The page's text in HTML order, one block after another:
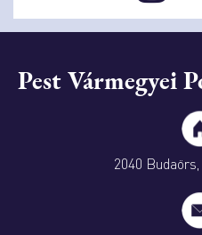
Pest Vármegyei
2040